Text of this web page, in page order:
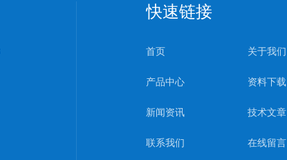
快速链接
首页 关于我们
产品中心 资料下载
新闻资讯 技术文章
联系我们 在线留言